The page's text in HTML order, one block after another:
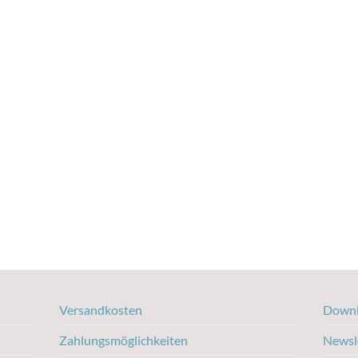
Versandkosten
Zahlungsmöglichkeiten